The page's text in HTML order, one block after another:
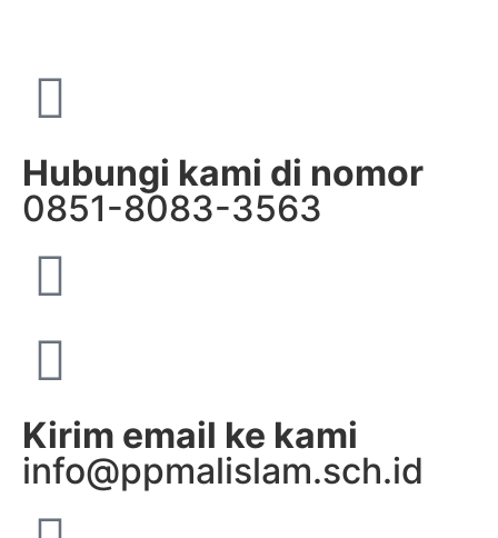
Hubungi kami di nomor
0851-8083-3563
Kirim email ke kami
info@ppmalislam.sch.id